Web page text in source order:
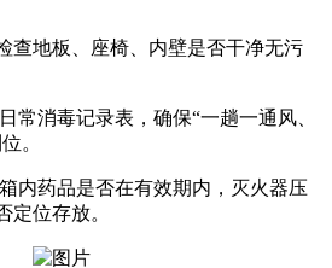
查地板、座椅、内壁是否干净无污
常消毒记录表，确保“一趟一通风、
。
内药品是否在有效期内，灭火器压
定位存放。